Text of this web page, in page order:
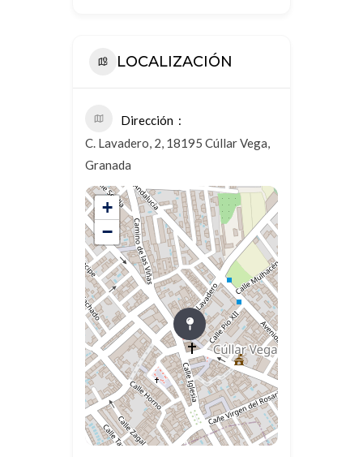
LOCALIZACIÓN
Dirección
C. Lavadero, 2, 18195 Cúllar Vega,
Granada
+
−